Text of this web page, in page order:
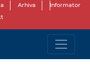
Arhiva
Informator